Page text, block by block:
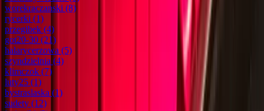
worekraczanski (8)
rycerki (1)
przegibek (4)
got20-30 (21)
halarycerzowa (5)
szyndzielnia (4)
klimczok (7)
luty25 (1)
bystraslaska (1)
sudety (12)